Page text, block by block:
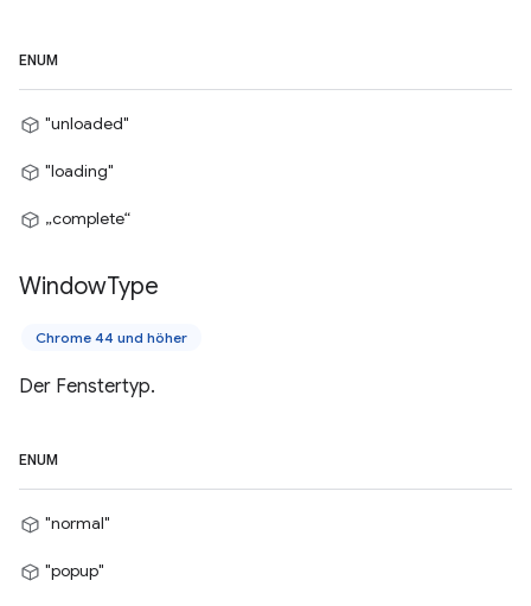
ENUM
"unloaded"
"loading"
„complete“
WindowType
Chrome 44 und höher
Der Fenstertyp.
ENUM
"normal"
"popup"